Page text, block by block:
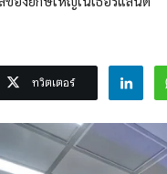
ทวิตเตอร์